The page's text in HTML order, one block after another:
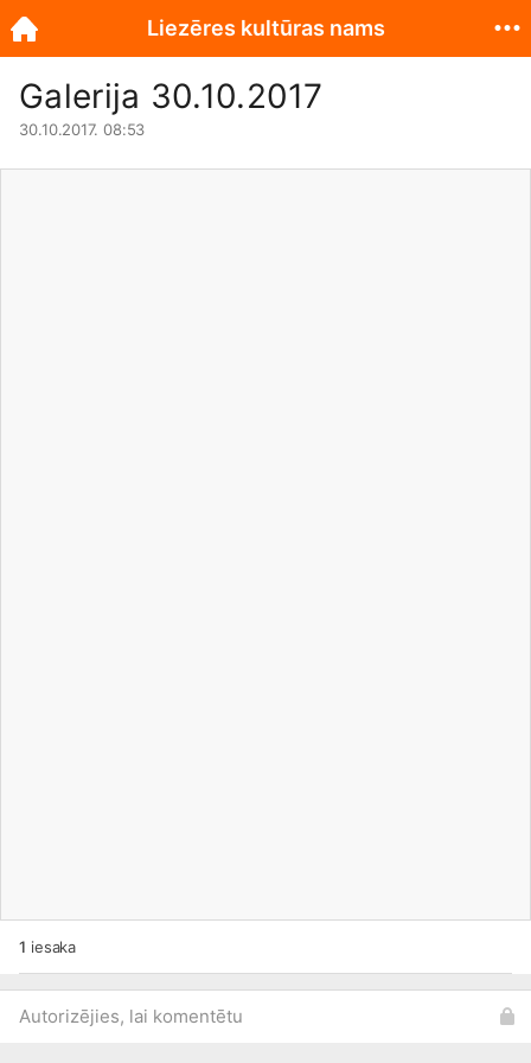
Galerija 30.10.2017
30.10.2017. 08:53
1 iesaka
Autorizējies, lai komentētu
Liezēres kultūras nams